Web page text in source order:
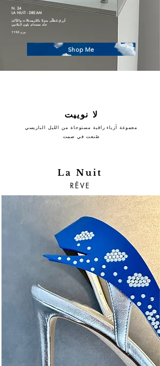
N. 24
LA NUIT - DREAM
أزرق مُطَلّى يدويًا بالكريستالات واللآلئ
جلد مستدام بلون البلاتين
1150 يورو
Shop Me
لا نوييت
مجموعة أزياء راقية مستوحاة من الليل الباريسي
صُنعت في صمت
La Nuit
RÊVE